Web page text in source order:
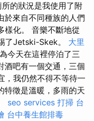
的狀況是我使用了附
於來自不同種族的人們
樣化。 音樂不斷地從
了Jetski-Skek。 大里
今天在這裡停泊了三
酒吧有一個交通，三個
，我仍然不得不等待一
特徵是溫暖，多雨的天
seo services 打掃 台
台中養生館排毒